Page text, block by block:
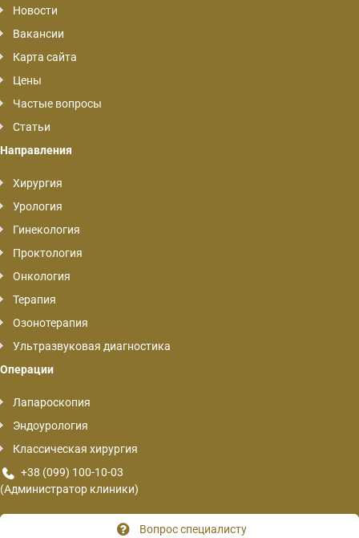
Новости
Вакансии
Карта сайта
Цены
Частые вопросы
Статьи
Направления
Хирургия
Урология
Гинекология
Проктология
Онкология
Терапия
Озонотерапия
Ультразвуковая диагностика
Операции
Лапароскопия
Эндоурология
Классическая хирургия
+38 (099) 100-10-03
(Администратор клиники)
Вопрос специалисту